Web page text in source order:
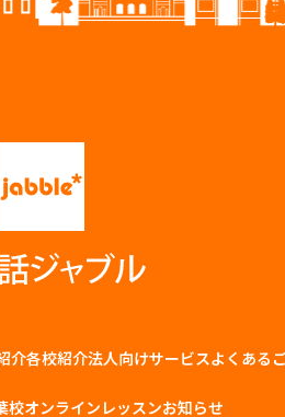
介各校紹介法⼈向けサービスよくある
校オンラインレッスンお知らせ